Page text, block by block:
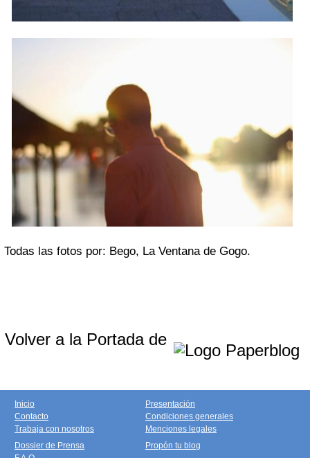
Todas las fotos por: Bego, La Ventana de Gogo.
Volver a la Portada de
Inicio
Contacto
Trabaja con nosotros
Presentación
Condiciones generales
Menciones legales
Dossier de Prensa
Propón tu blog